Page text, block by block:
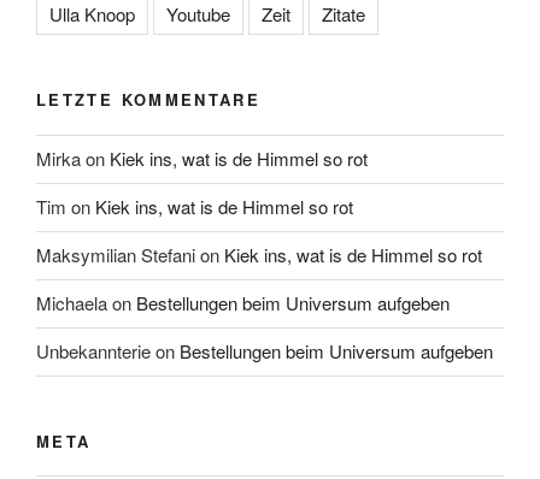
Ulla Knoop
Youtube Zeit Zitate
LETZTE KOMMENTARE
Mirkaon Kiek ins, wat is de Himmel so rot
Tim on Kiek ins, wat is de Himmel so rot
Maksymilian Stefanion Kiek ins, wat is de Himmel so rot
Michaelaon Bestellungen beim Universum aufgeben
Unbekannterieon Bestellungen beim Universum aufgeben
META